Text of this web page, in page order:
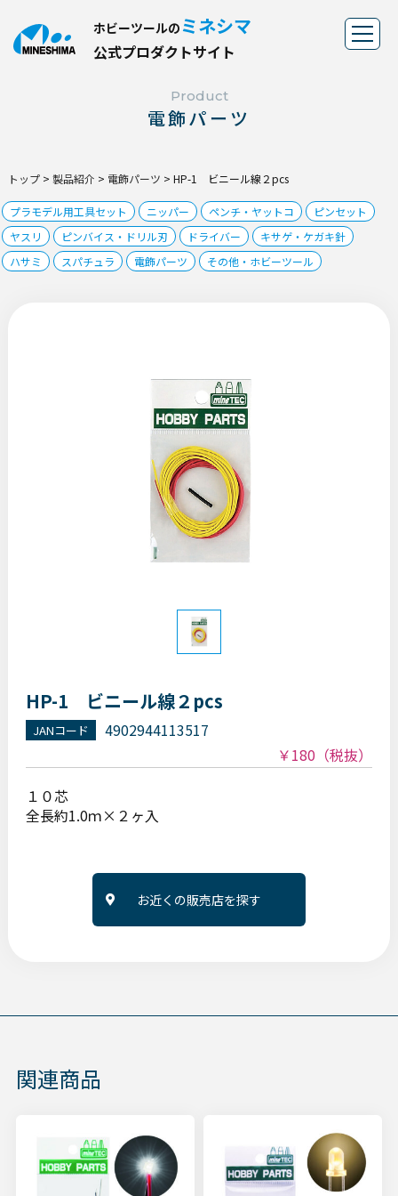
ホビーツールの ミネシマ
公式プロダク トサイ ト
Product
電飾パーツ
トップ> 製品紹介 > 電飾パーツ > HP-1 ビニール線２pcs
プラモデル用工具セット ニッパー ペンチ・ヤットコ
ピンセット
ヤスリ
ピンバイス・ドリル刃 ドライバー
キサゲ・ケガキ針
ハサミ
スパチュラ 電飾パーツ その他・ホビーツール
HP-1 ビニール線２pcs
JANコード
4902944113517
￥180 （税抜）
１０芯
全長約1.0ｍ×２ヶ入
お近くの販売店を探す
関連商品